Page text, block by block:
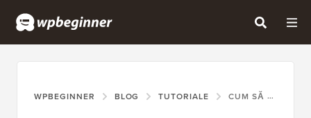
WPBEGINNER BLOG TUTORIALE CUM SĂ MIGREZI DE LA SUBSTACK LA WORDPRESS ÎN 10 PAȘI UȘORI